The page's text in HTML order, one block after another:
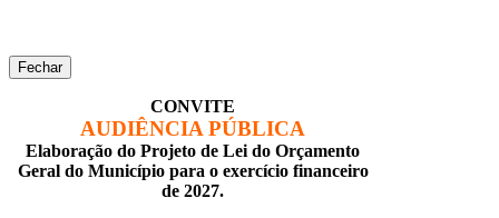
Fechar
CONVITE
AUDIÊNCIA PÚBLICA
Elaboração do Projeto de Lei do Orçamento
Geral do Município para o exercício financeiro
de 2027.